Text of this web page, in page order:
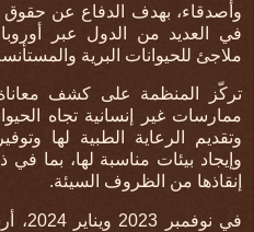
وأصدقاء، بهدف الدفاع عن حقوق
في العديد من الدول عبر أوروبا
ملاجئ للحيوانات البرية والمستأنسة
تركّز المنظمة على كشف معاناة
ممارسات غير إنسانية تجاه
وتقديم الرعاية الطبية لها
وإيجاد بيئات مناسبة لها، بما في
إنقاذها من الظروف السيئة.
في نوفمبر 2023 ويناير 2024، أرسلت منظمة "المخالب الأربعة"